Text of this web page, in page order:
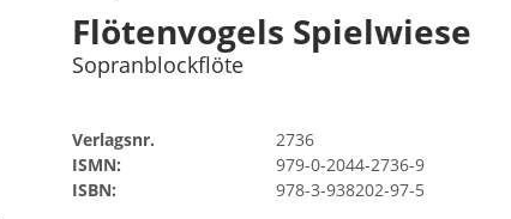
Flötenvogels Spielwiese
Sopranblockflöte
Verlagsnr.
2736
ISMN:
979-0-2044-2736-9
ISBN:
978-3-938202-97-5